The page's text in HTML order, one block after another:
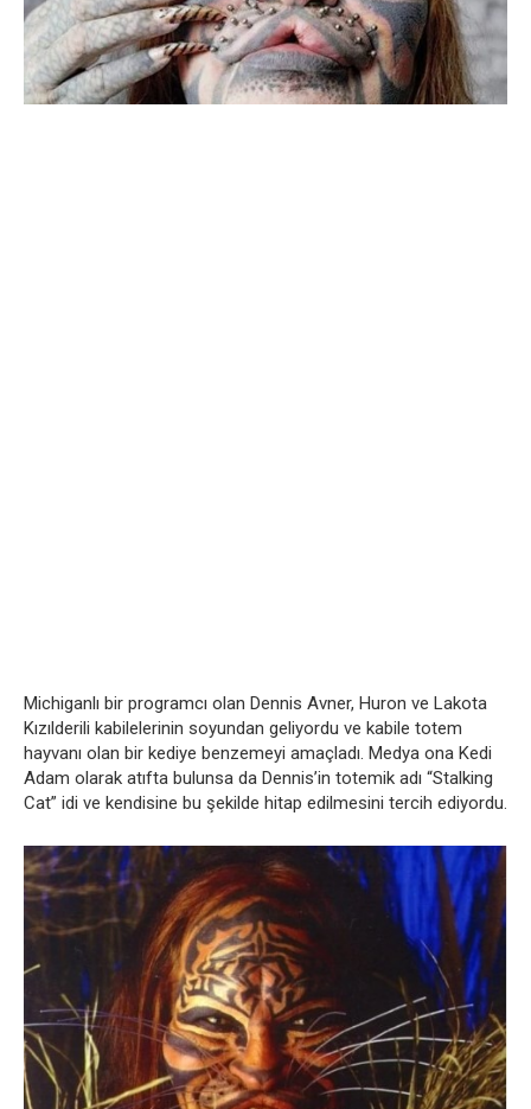
Michiganlı bir programcı olan Dennis Avner, Huron ve Lakota
Kızılderili kabilelerinin soyundan geliyordu ve kabile totem
hayvanı olan bir kediye benzemeyi amaçladı. Medya ona Kedi
Adam olarak atıfta bulunsa da Dennis’in totemik adı “Stalking
Cat” idi ve kendisine bu şekilde hitap edilmesini tercih ediyordu.